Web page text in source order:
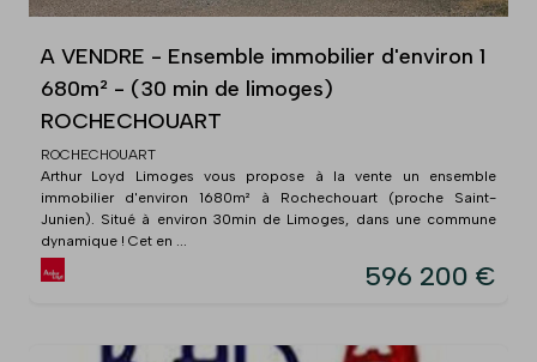
A VENDRE - Ensemble immobilier d'environ 1
680m² - (30 min de limoges)
ROCHECHOUART
ROCHECHOUART
Arthur Loyd Limoges vous propose à la vente un ensemble
immobilier d'environ 1680m² à Rochechouart (proche Saint-
Junien). Situé à environ 30min de Limoges, dans une commune
dynamique ! Cet en ...
596 200 €